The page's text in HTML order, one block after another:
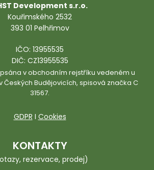
Development s.r.o.
Kouřimského 2532
393 01 Pelhřimov
IČO: 13955535
DIČ: CZ13955535
v obchodním rejstříku vedeném u
Českých Budějovicích, spisová značka C
31567.
GDPR I Cookies
KONTAKTY
rezervace, prodej)